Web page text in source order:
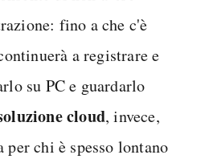
fino a che c'è
a registrare e
su PC e guardarlo
cloud, invece,
per chi è spesso lontano